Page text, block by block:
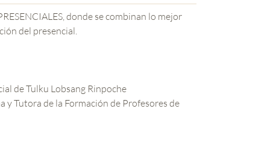
donde se combinan lo mejor
del presencial.
de Tulku Lobsang Rinpoche
y Tutora de la Formación de Profesores de